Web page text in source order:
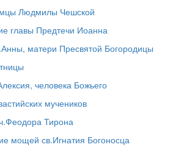
Людмилы Чешской
главы Предтечи Иоанна
матери Пресвятой Богородицы
человека Божьего
мучеников
Тирона
мощей св.Игнатия Богоносца